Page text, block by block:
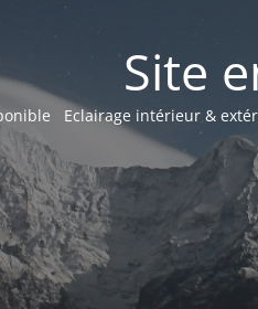
Site
Eclairage intérieur &